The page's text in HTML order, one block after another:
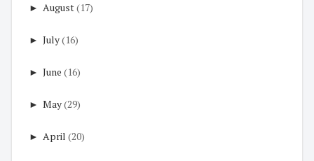
► August(17)
► July(16)
► June (16)
► May(29)
► April (20)